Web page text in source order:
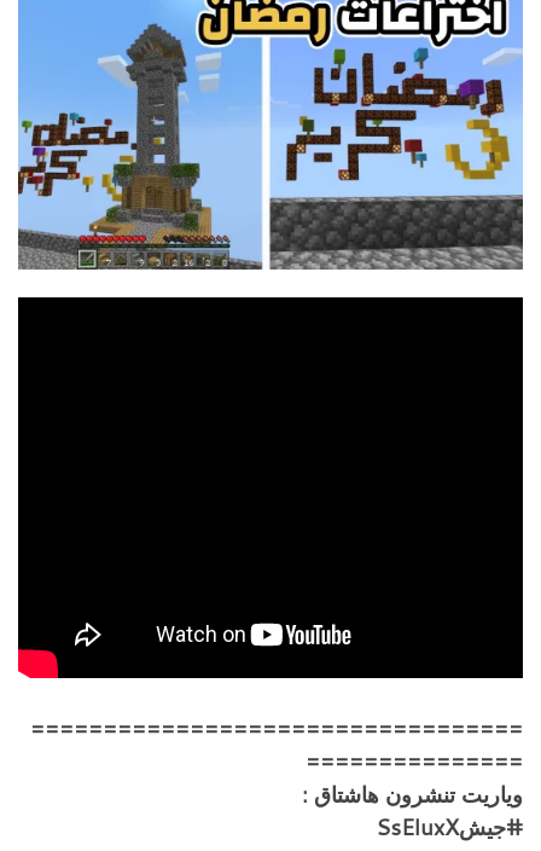
==================================
===============
وياريت تنشرون هاشتاق :
#جيشSsEluxX